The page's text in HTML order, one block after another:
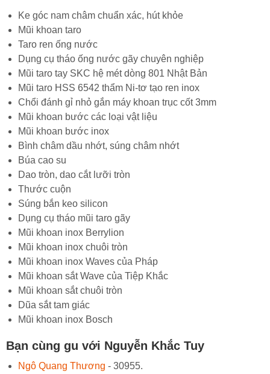
Ke góc nam châm chuẩn xác, hút khỏe
Mũi khoan taro
Taro ren ống nước
Dụng cụ tháo ống nước gãy chuyên nghiệp
Mũi taro tay SKC hệ mét dòng 801 Nhật Bản
Mũi taro HSS 6542 thẩm Ni-tơ tạo ren inox
Chổi đánh gỉ nhỏ gắn máy khoan trục cốt 3mm
Mũi khoan bước các loại vật liệu
Mũi khoan bước inox
Bình châm dầu nhớt, súng châm nhớt
Búa cao su
Dao tròn, dao cắt lưỡi tròn
Thước cuộn
Súng bắn keo silicon
Dụng cụ tháo mũi taro gãy
Mũi khoan inox Berrylion
Mũi khoan inox chuôi tròn
Mũi khoan inox Waves của Pháp
Mũi khoan sắt Wave của Tiệp Khắc
Mũi khoan sắt chuôi tròn
Dũa sắt tam giác
Mũi khoan inox Bosch
Bạn cùng gu với Nguyễn Khắc Tuy
Ngô Quang Thương - 30955.